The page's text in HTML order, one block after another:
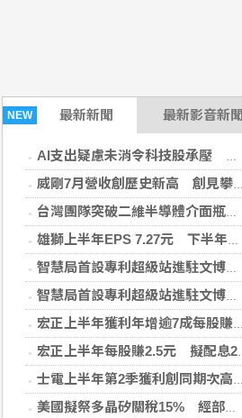
NEW 最新新聞 最新影音新聞
AI支出疑慮未消令科技股承壓 亞股多收低
威剛7月營收創歷史新高 創見攀同期高點
台灣團隊突破二維半導體介面瓶頸 成果登國際頂尖期刊
雄獅上半年EPS 7.27元 下半年營收獲利可期
智慧局首設專利超級站進駐文博會 助業者布局智財權
智慧局首設專利超級站進駐文博會 助業者布局智財權
宏正上半年獲利年增逾7成每股賺2.5元 擬配息2.3元
宏正上半年每股賺2.5元 擬配息2.3元
士電上半年第2季獲利創同期次高 看好AIDC拉貨需求
美國擬祭多晶矽關稅15% 經部：尚待公告適用範圍